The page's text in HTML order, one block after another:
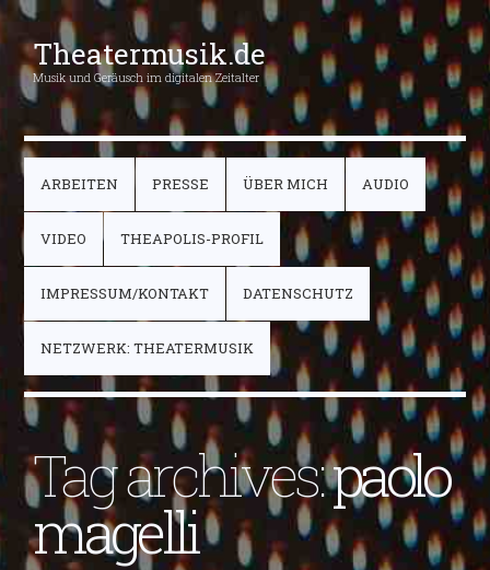
Theatermusik.de
Musik und Geräusch im digitalen Zeitalter
ARBEITEN PRESSE ÜBER MICH AUDIO
VIDEO THEAPOLIS-PROFIL
IMPRESSUM/KONTAKT DATENSCHUTZ
NETZWERK: THEATERMUSIK
Tag archives:paolo
magelli